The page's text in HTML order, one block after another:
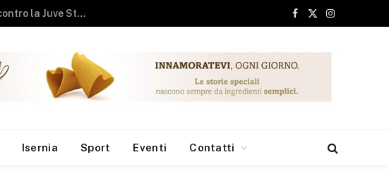
Studenti universitari, 6 milioni dai Fondi Europei per le borse di studio
Facebook
X
Instagram
Isernia Sport Eventi Contatti